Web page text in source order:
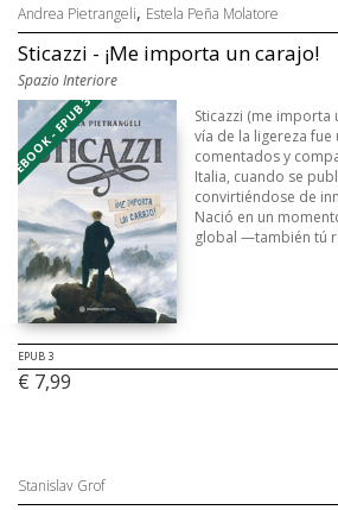
Andrea Pietrangeli, Estela Peña Molatore
Sticazzi - ¡Me importa un carajo!
Spazio Interiore
EBOOK - EPUB 3
Sticazzi (me importa
vía de la ligereza
comentados y
Italia, cuando se
convirtiéndose de
Nació en un
global —también tú
EPUB 3
€ 7,99
Stanislav Grof